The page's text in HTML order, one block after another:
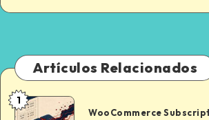
Artículos Relacionados
WooCommerce
1
WooCommerce